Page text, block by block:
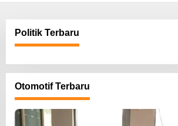
Politik Terbaru
Otomotif Terbaru